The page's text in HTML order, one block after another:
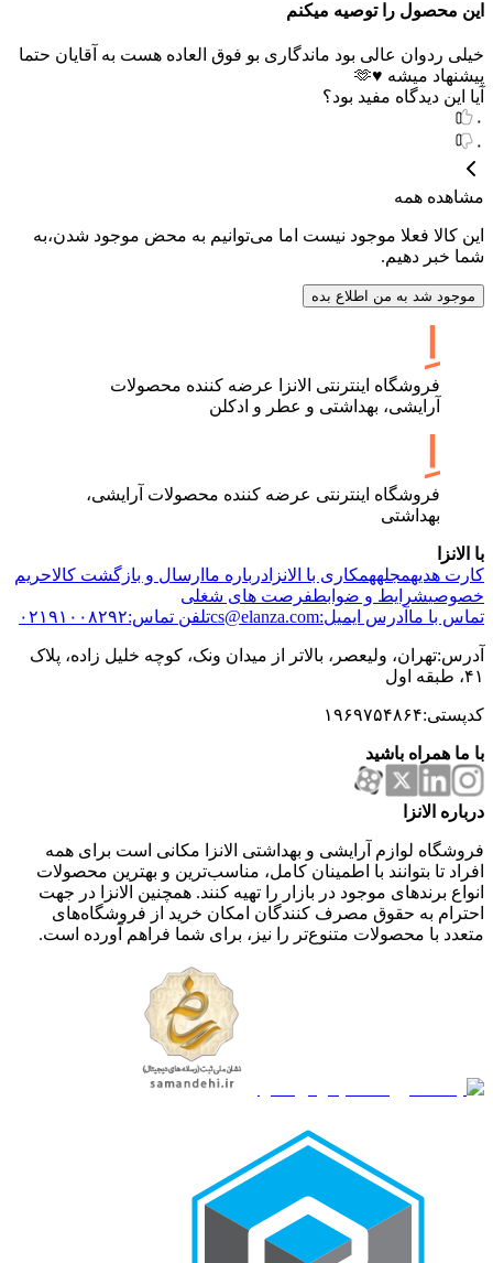
این محصول را توصیه میکنم
خیلی ردوان عالی بود ماندگاری بو فوق العاده هست به آقایان حتما
پیشنهاد میشه ♥️🫶
آیا این دیدگاه مفید بود؟
۰
۰
مشاهده همه
این کالا فعلا موجود نیست اما می‌توانیم به محض موجود شدن،به
شما خبر دهیم.
موجود شد به من اطلاع بده
فروشگاه اینترنتی الانزا عرضه کننده محصولات
آرایشی، بهداشتی و عطر و ادکلن
فروشگاه اینترنتی عرضه کننده محصولات آرایشی،
بهداشتی
با الانزا
کارت هدیهمجلههمکاری با الانزا درباره ما ارسال و بازگشت کالاحریم
خصوصیشرایط و ضوابطفرصت های شغلی
تماس با ما آدرس ایمیل:cs@elanza.com تلفن تماس:۰۲۱۹۱۰۰۸۲۹۲
آدرس:تهران، ولیعصر، بالاتر از میدان ونک، کوچه خلیل زاده، پلاک
۴۱، طبقه اول
کدپستی:۱۹۶۹۷۵۴۸۶۴
با ما همراه باشید
درباره الانزا
فروشگاه لوازم آرایشی و بهداشتی الانزا مکانی است برای همه
افراد تا بتوانند با اطمینان کامل، مناسب‌ترین و بهترین محصولات
انواع برندهای موجود در بازار را تهیه کنند. همچنین الانزا در جهت
احترام به حقوق مصرف کنندگان امکان خرید از فروشگاه‌های
متعدد با محصولات متنوع‌تر را نیز، برای شما فراهم آورده است.